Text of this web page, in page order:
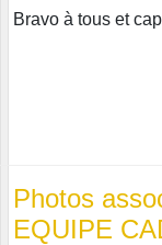
Bravo à tous et
Photos
EQUIPE